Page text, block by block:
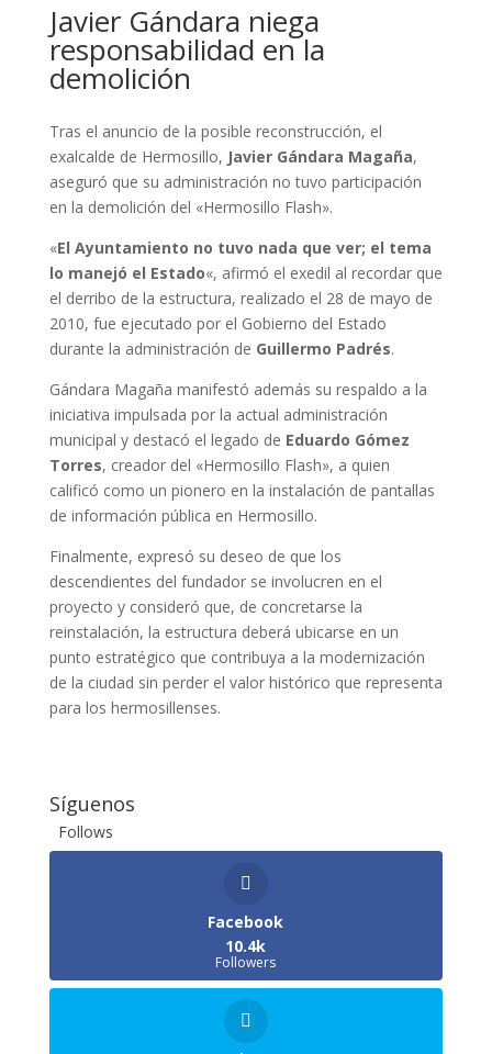
Javier Gándara niega
responsabilidad en la
demolición
Tras el anuncio de la posible reconstrucción, el
exalcalde de Hermosillo, Javier Gándara Magaña,
aseguró que su administración no tuvo participación
en la demolición del «Hermosillo Flash».
«El Ayuntamiento no tuvo nada que ver; el tema
lo manejó el Estado«, afirmó el exedil al recordar que
el derribo de la estructura, realizado el 28 de mayo de
2010, fue ejecutado por el Gobierno del Estado
durante la administración de Guillermo Padrés.
Gándara Magaña manifestó además su respaldo a la
iniciativa impulsada por la actual administración
municipal y destacó el legado de Eduardo Gómez
Torres, creador del «Hermosillo Flash», a quien
calificó como un pionero en la instalación de pantallas
de información pública en Hermosillo.
Finalmente, expresó su deseo de que los
descendientes del fundador se involucren en el
proyecto y consideró que, de concretarse la
reinstalación, la estructura deberá ubicarse en un
punto estratégico que contribuya a la modernización
de la ciudad sin perder el valor histórico que representa
para los hermosillenses.
Síguenos
Follows
Facebook
10.4k
Followers